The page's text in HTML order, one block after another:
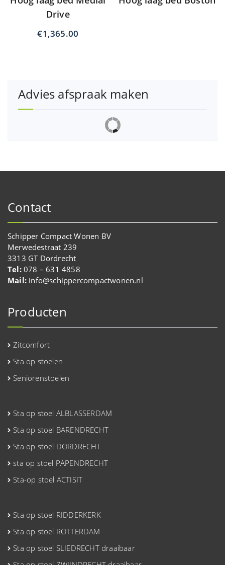
Drive
€1,365.00
Advies afspraak maken
Contact
Schipper Compact Wonen BV
Merwedestraat 239
3313 GT Dordrecht
Tel:078 – 631 4858
Mail: info@schippercompactwonen.nl
Producten
Zitcomfort
Sta op stoelen
Seniorenstoelen
Sta op stoel ALBLASSERDAM
Sta op stoel BARENDRECHT
Sta op stoel DORDRECHT
sta op stoel PAPENDRECHT
Sta-op stoel ACTISIT
Sta op stoel RIDDERKERK
Sta op stoel ROTTERDAM
Sta op stoel SLIEDRECHT draaibaar